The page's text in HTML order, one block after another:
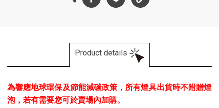
Product details
為響應地球環保及節能減碳政策，所有燈具出貨時不附贈燈
泡，若有需要您可於賣場內加購。